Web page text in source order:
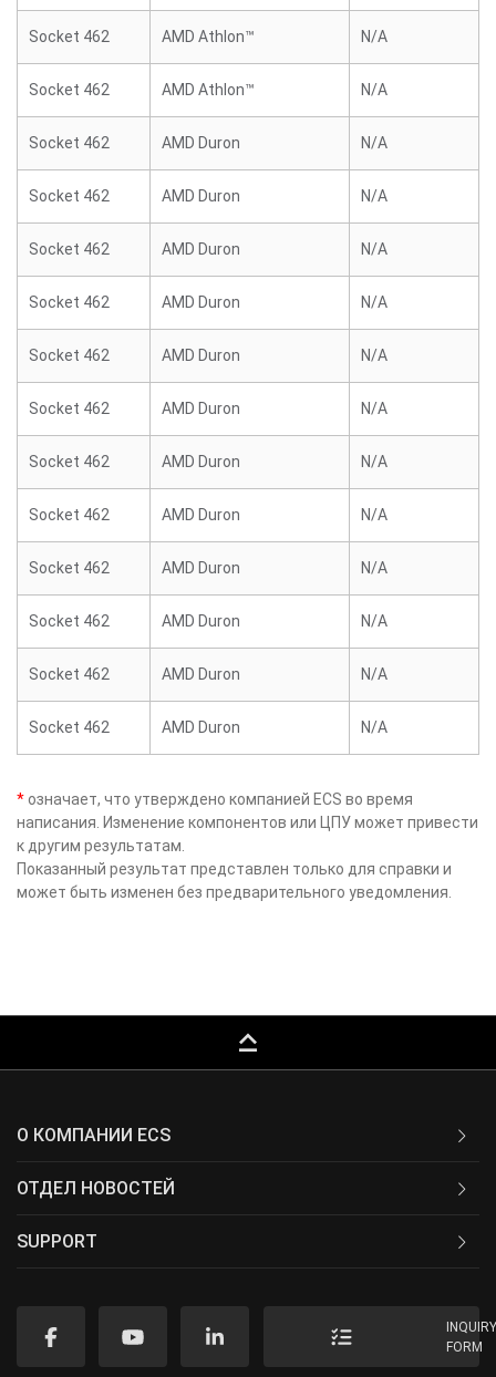
Socket 462 AMD Athlon™ N/A
Socket 462 AMD Athlon™ N/A
Socket 462 AMD Duron N/A
Socket 462 AMD Duron N/A
Socket 462 AMD Duron N/A
Socket 462 AMD Duron N/A
Socket 462 AMD Duron N/A
Socket 462 AMD Duron N/A
Socket 462 AMD Duron N/A
Socket 462 AMD Duron N/A
Socket 462 AMD Duron N/A
Socket 462 AMD Duron N/A
Socket 462 AMD Duron N/A
Socket 462 AMD Duron N/A
* означает, что утверждено компанией ECS во время
написания. Изменение компонентов или ЦПУ может привести
к другим результатам.
Показанный результат представлен только для справки и
может быть изменен без предварительного уведомления.
keyboard_capslock
О КОМПАНИИ ECS
ОТДЕЛ НОВОСТЕЙ
SUPPORT
FORM